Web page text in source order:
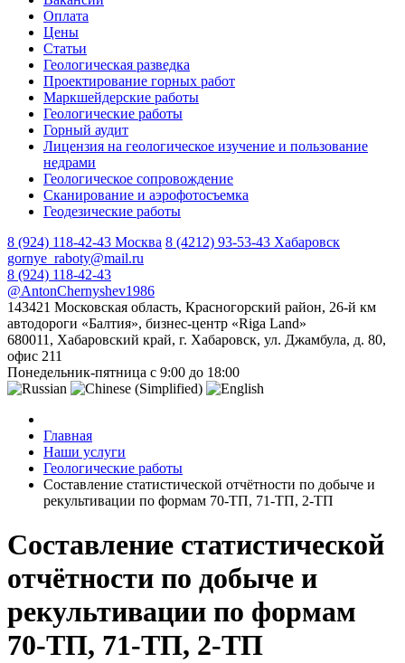
Оплата
Цены
Статьи
Геологическая разведка
Проектирование горных работ
Маркшейдерские работы
Геологические работы
Горный аудит
Лицензия на геологическое изучение и пользование
недрами
Геологическое сопровождение
Сканирование и аэрофотосъемка
Геодезические работы
8 (924) 118-42-43 Москва 8 (4212) 93-53-43 Хабаровск
gornye_raboty@mail.ru
8 (924) 118-42-43
@AntonChernyshev1986
143421 Московская область, Красногорский район, 26-й км
автодороги «Балтия», бизнес-центр «Riga Land»
680011, Хабаровский край, г. Хабаровск, ул. Джамбула, д. 80,
офис 211
Понедельник-пятница с 9:00 до 18:00
Главная
Наши услуги
Геологические работы
Составление статистической отчётности по добыче и
рекультивации по формам 70-ТП, 71-ТП, 2-ТП
Составление статистической
отчётности по добыче и
рекультивации по формам
70-ТП, 71-ТП, 2-ТП